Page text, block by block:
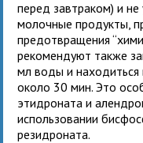
перед завтраком) и
молочные продукты,
предотвращения
рекомендуют также
мл воды и
около 30 мин. Это
этидроната и
использовании
резидроната.